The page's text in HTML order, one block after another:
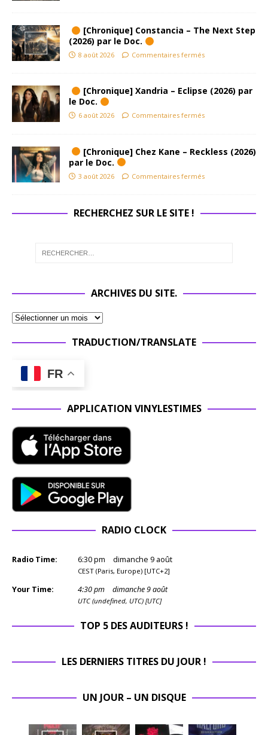
[Chronique] Constancia – The Next Step
(2026) par le Doc.
8 août 2026 Commentaires fermés
[Chronique] Xandria – Eclipse (2026) par
le Doc.
6 août 2026 Commentaires fermés
[Chronique] Chez Kane – Reckless (2026)
par le Doc.
3 août 2026 Commentaires fermés
RECHERCHEZ SUR LE SITE !
ARCHIVES DU SITE.
TRADUCTION/TRANSLATE
FR
APPLICATION VINYLESTIMES
RADIO CLOCK
Radio Time: 6:30pm dimanche 9 août
CEST (Paris, Europe) [UTC+2]
Your Time: 4:30pm dimanche 9 août
UTC (undefined, UTC) [UTC]
TOP 5 DES AUDITEURS !
LES DERNIERS TITRES DU JOUR !
UN JOUR – UN DISQUE